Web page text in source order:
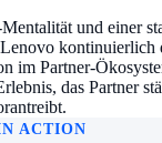
und einer
kontinuierlich
im Partner-
das Partner
ACTION